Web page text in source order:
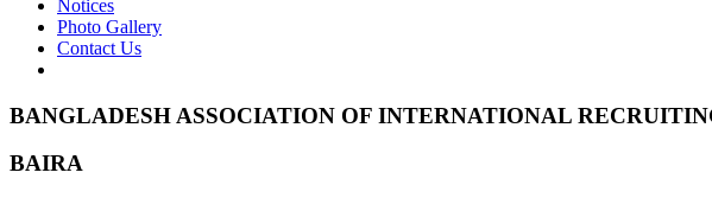
Notices
Photo Gallery
Contact Us
BANGLADESH ASSOCIATION OF INTERNATIONAL
BAIRA